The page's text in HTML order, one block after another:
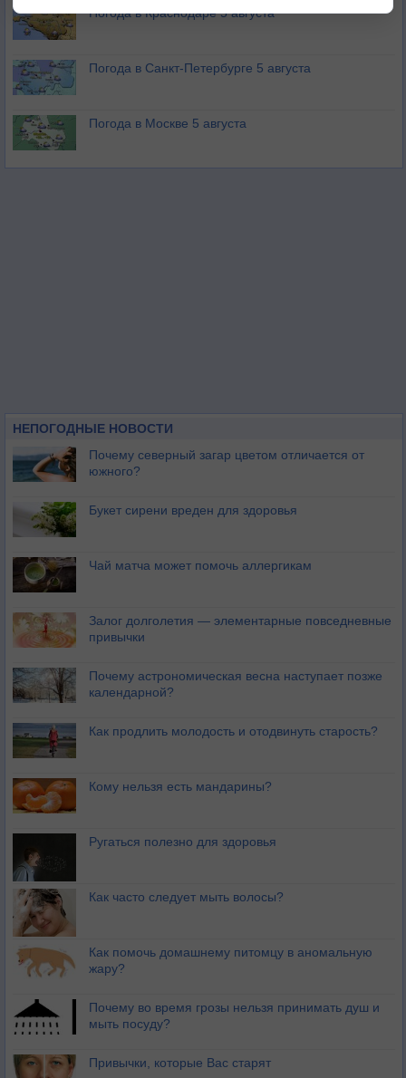
Погода в Краснодаре 5 августа
Погода в Санкт-Петербурге 5 августа
Погода в Москве 5 августа
НЕПОГОДНЫЕ НОВОСТИ
Почему северный загар цветом отличается от
южного?
Букет сирени вреден для здоровья
Чай матча может помочь аллергикам
Залог долголетия — элементарные повседневные
привычки
Почему астрономическая весна наступает позже
календарной?
Как продлить молодость и отодвинуть старость?
Кому нельзя есть мандарины?
Ругаться полезно для здоровья
Как часто следует мыть волосы?
Как помочь домашнему питомцу в аномальную
жару?
Почему во время грозы нельзя принимать душ и
мыть посуду?
Привычки, которые Вас старят